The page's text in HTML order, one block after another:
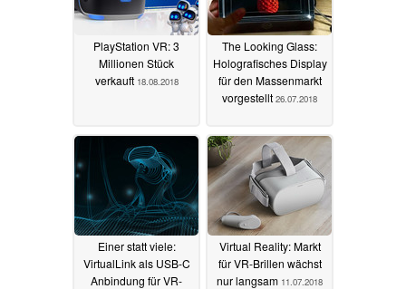
PlayStation VR: 3
Millionen Stück
verkauft 18.08.2018
The Looking Glass:
Holografisches Display
für den Massenmarkt
vorgestellt 26.07.2018
Einer statt viele:
VirtualLink als USB-C
Anbindung für VR-
Virtual Reality: Markt
für VR-Brillen wächst
nur langsam 11.07.2018